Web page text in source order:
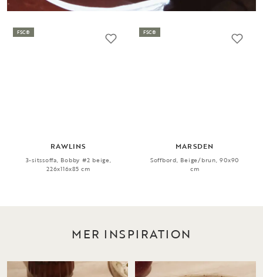
RAWLINS
3-sitssoffa, Bobby #2 beige,
226x116x85 cm
FSC®
MARSDEN
Soffbord, Beige/brun, 90x90
cm
FSC®
MER INSPIRATION